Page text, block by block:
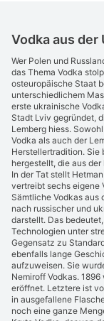
Vodka aus der
Wer Polen und
das Thema Vodka
osteuropäische Staat
unterschiedlichem
erste ukrainische
Stadt Lviv gegründet,
Lemberg hiess.
Vodka als auch der
Herstellertradition. Sie
hergestellt, die aus
In der Tat stellt
vertreibt sechs eigene
Sämtliche Vodkas aus
nach russischer und
darstellt. Das
Technologien unter
Gegensatz zu
ebenfalls lange
aufzuweisen. Sie
Nemiroff Vodkas.
eröffnet. Letztere ist
in ausgefallene
noch eine ganze